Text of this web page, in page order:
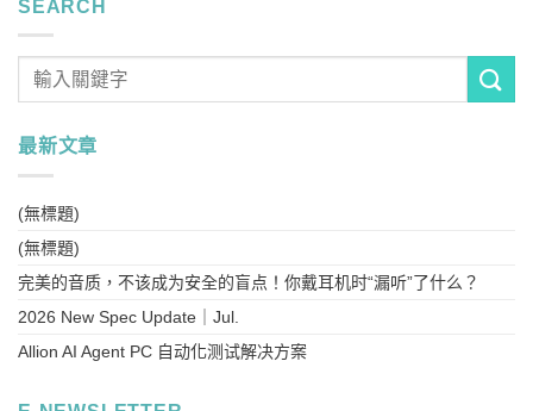
SEARCH
最新文章
(無標題)
(無標題)
完美的音质，不该成为安全的盲点！你戴耳机时“漏听”了什么？
2026 New Spec Update｜Jul.
Allion AI Agent PC 自动化测试解决方案